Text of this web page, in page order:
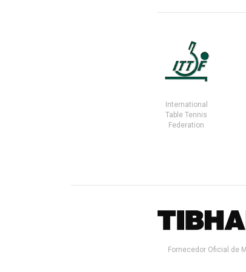
International
Table Tennis
Federation
Fornecedor Oficial de